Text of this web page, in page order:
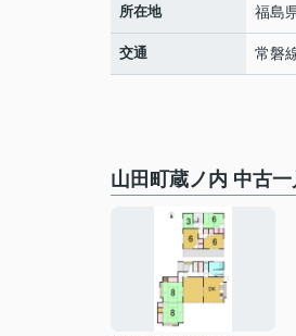
所在地 福島
交通 常磐
山田町蔵ノ内 中古